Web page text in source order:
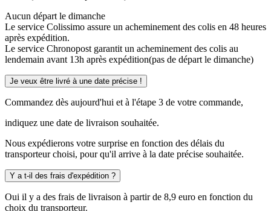
Aucun départ le dimanche
Le service Colissimo assure un acheminement des colis en 48 heures
après expédition.
Le service Chronopost garantit un acheminement des colis au
lendemain avant 13h après expédition(pas de départ le dimanche)
Je veux être livré à une date précise !
Commandez dès aujourd'hui et à l'étape 3 de votre commande,
indiquez une date de livraison souhaitée.
Nous expédierons votre surprise en fonction des délais du
transporteur choisi, pour qu'il arrive à la date précise souhaitée.
Y a t-il des frais d'expédition ?
Oui il y a des frais de livraison à partir de 8,9 euro en fonction du
choix du transporteur.